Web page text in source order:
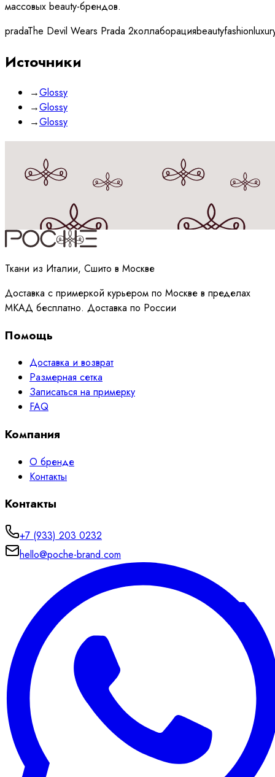
массовых beauty-брендов.
pradaThe Devil Wears Prada 2коллаборацияbeautyfashion
Источники
→Glossy
→Glossy
→Glossy
Принимаюполитикуобработки данных
Ткани из Италии, Сшито в Москве
Доставка с примеркой курьером по Москве в пределах
МКАД бесплатно. Доставка по России
Помощь
Доставка и возврат
Размерная сетка
Записаться на примерку
FAQ
Компания
О бренде
Контакты
Контакты
+7 (933) 203 0232
hello@poche-brand.com